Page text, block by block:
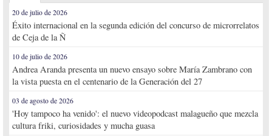
20 de julio de 2026
Éxito internacional en la segunda edición del concurso de microrrelatos
de Ceja de la Ñ
10 de julio de 2026
Andrea Aranda presenta un nuevo ensayo sobre María Zambrano con
la vista puesta en el centenario de la Generación del 27
03 de agosto de 2026
'Hoy tampoco ha venido': el nuevo videopodcast malagueño que mezcla
cultura friki, curiosidades y mucha guasa